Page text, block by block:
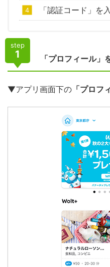
「認証コード」を
step
1 「プロフィール」
▼アプリ画面下の 「プロフ